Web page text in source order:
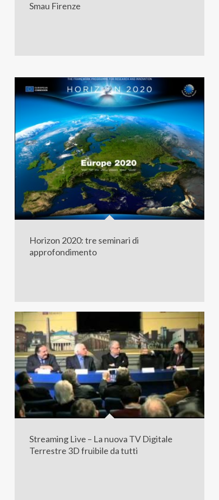
Smau Firenze
Horizon 2020: tre seminari di
approfondimento
Streaming Live – La nuova TV Digitale
Terrestre 3D fruibile da tutti